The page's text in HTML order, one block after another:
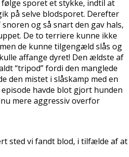
sporet et stykke, indtil at
på selve blodsporet. Derefter
og så snart den gav hals,
De to terriere kunne ikke
de kunne tilgengæld slås og
affange dyret! Den ældste af
“tripod” fordi den manglede
den mistet i slåskamp med en
havde blot gjort hunden
mere aggressiv overfor
sted vi fandt blod, i tilfælde af